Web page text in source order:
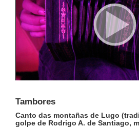
Tambores
Canto das montañas de Lugo
golpe de Rodrigo A. de Santiago,